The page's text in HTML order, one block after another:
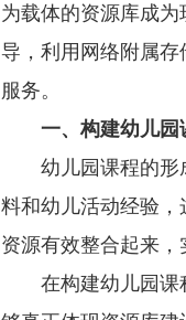
为载体的资源库成
导，利用网络附属
服务。
一、构建幼儿
幼儿园课程的
料和幼儿活动经验
资源有效整合起来
在构建幼儿园课